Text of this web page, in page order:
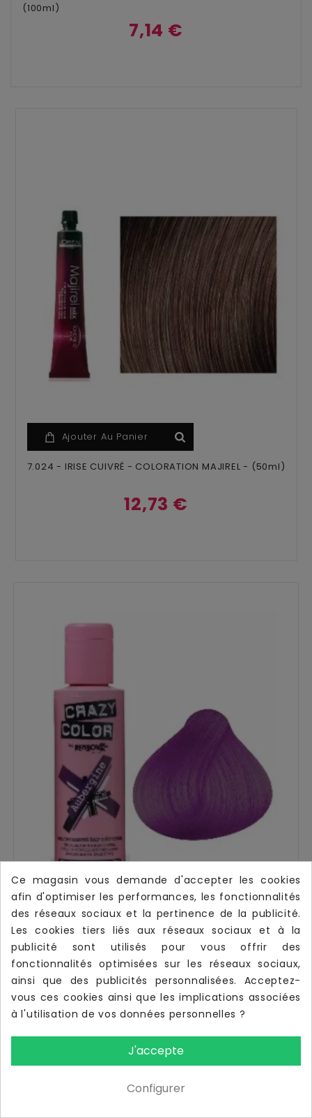
(100ml)
7,14 €
Ajouter Au Panier
7.024 - IRISE CUIVRÉ - COLORATION MAJIREL - (50ml)
12,73 €
Ajouter Au Panier
AUBERGINE 50 - COLORATION CRASY COLOR - (100ml)
7,14 €
Ce magasin vous demande d'accepter les cookies
afin d'optimiser les performances, les fonctionnalités
des réseaux sociaux et la pertinence de la publicité.
Les cookies tiers liés aux réseaux sociaux et à la
publicité sont utilisés pour vous offrir des
fonctionnalités optimisées sur les réseaux sociaux,
ainsi que des publicités personnalisées. Acceptez-
vous ces cookies ainsi que les implications associées
à l'utilisation de vos données personnelles ?
J'accepte
Configurer